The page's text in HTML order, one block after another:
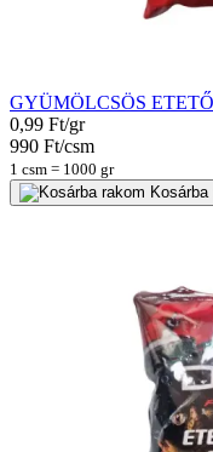
GYÜMÖLCSÖS
0,99 Ft/gr
990 Ft/csm
1 csm = 1000 gr
Kosárba